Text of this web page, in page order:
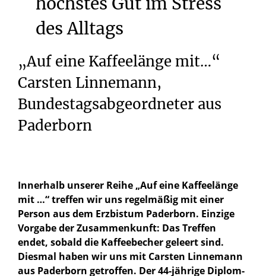
des Alltags
„Auf eine Kaffeelänge mit…“
Carsten Linnemann,
Bundestagsabgeordneter aus
Paderborn
Innerhalb unserer Reihe „Auf eine Kaffeelänge
mit …“ treffen wir uns regelmäßig mit einer
Person aus dem Erzbistum Paderborn. Einzige
Vorgabe der Zusammenkunft: Das Treffen
endet, sobald die Kaffeebecher geleert sind.
Diesmal haben wir uns mit Carsten Linnemann
aus Paderborn getroffen. Der 44-jährige Diplom-